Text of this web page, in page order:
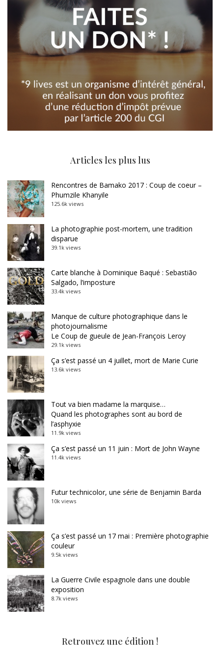
Articles les plus lus
Rencontres de Bamako 2017 : Coup de coeur –
Phumzile Khanyile
125.6k views
La photographie post-mortem, une tradition
disparue
39.1k views
Carte blanche à Dominique Baqué : Sebastião
Salgado, l’imposture
33.4k views
Manque de culture photographique dans le
photojournalisme
Le Coup de gueule de Jean-François Leroy
29.1k views
Ça s’est passé un 4 juillet, mort de Marie Curie
13.6k views
Tout va bien madame la marquise…
Quand les photographes sont au bord de
l’asphyxie
11.9k views
Ça s’est passé un 11 juin : Mort de John Wayne
11.4k views
Futur technicolor, une série de Benjamin Barda
10k views
Ça s’est passé un 17 mai : Première photographie
couleur
9.5k views
La Guerre Civile espagnole dans une double
exposition
8.7k views
Retrouvez une édition !